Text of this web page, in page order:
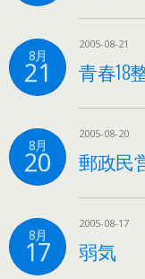
8月
21
2005-08-21
青春18
8月
20
2005-08-20
郵政民
8月
17
2005-08-17
弱気